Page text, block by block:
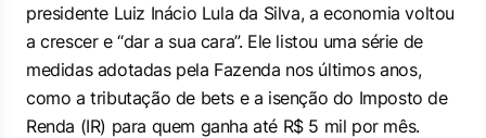
presidente Luiz Inácio Lula da Silva, a economia voltou
a crescer e “dar a sua cara”. Ele listou uma série de
medidas adotadas pela Fazenda nos últimos anos,
como a tributação de bets e a isenção do Imposto de
Renda (IR) para quem ganha até R$ 5 mil por mês.